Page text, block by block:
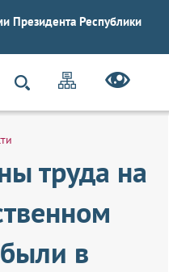
Президента Республики
труда на
в